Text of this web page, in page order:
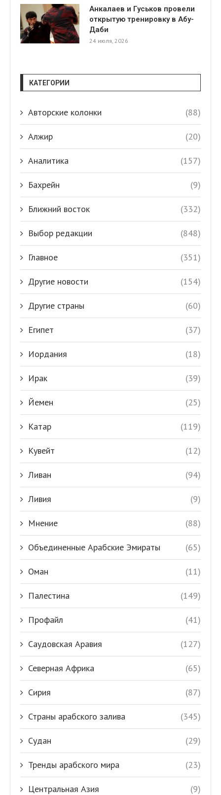
Анкалаев и Гуськов провели
открытую тренировку в Абу-
Даби
24 июля, 2026
КАТЕГОРИИ
Авторские колонки (88)
Алжир (20)
Аналитика (157)
Бахрейн (9)
Ближний восток (332)
Выбор редакции (848)
Главное (351)
Другие новости (154)
Другие страны (60)
Египет (37)
Иордания (18)
Ирак (39)
Йемен (25)
Катар (119)
Кувейт (12)
Ливан (94)
Ливия (9)
Мнение (88)
Объединенные Арабские Эмираты (65)
Оман (11)
Палестина (149)
Профайл (41)
Саудовская Аравия (127)
Северная Африка (65)
Сирия (87)
Страны арабского залива (345)
Судан (29)
Тренды арабского мира (23)
Центральная Азия (9)